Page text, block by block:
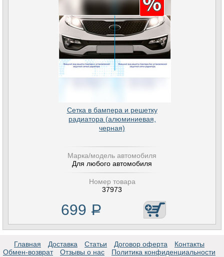
Сетка в бампера и решетку
радиатора (алюминиевая,
черная)
Марка/модель автомобиля
Для любого автомобиля
Номер товара
37973
699 Р
Главная Доставка Статьи Договор оферта
Контакты
Обмен-возврат
Отзывы о нас
Политика конфиденциальности